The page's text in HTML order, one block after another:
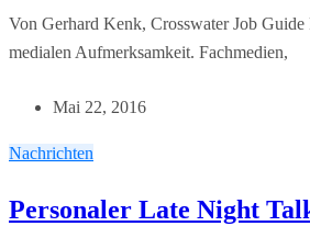
Von Gerhard Kenk, Crosswater Job
medialen Aufmerksamkeit. Fachmedien,
Mai 22, 2016
Nachrichten
Personaler Late Night